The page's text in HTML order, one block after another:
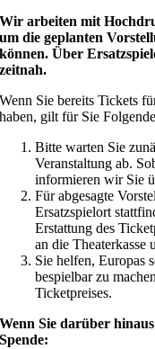
Wir arbeiten mit
um die geplanten
können. Über
zeitnah.
Wenn Sie bereits Tickets
haben, gilt für Sie
Bitte warten Sie
Veranstaltung ab.
informieren wir Sie
Für abgesagte
Ersatzspielort
Erstattung des
an die Theaterkasse
Sie helfen, Europas
bespielbar zu
Ticketpreises.
Wenn Sie darüber
Spende: